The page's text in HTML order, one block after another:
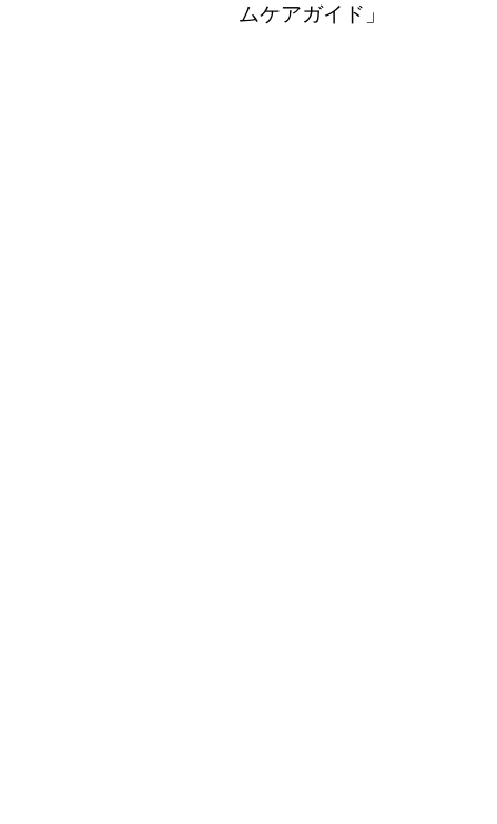
ムケアガイド」